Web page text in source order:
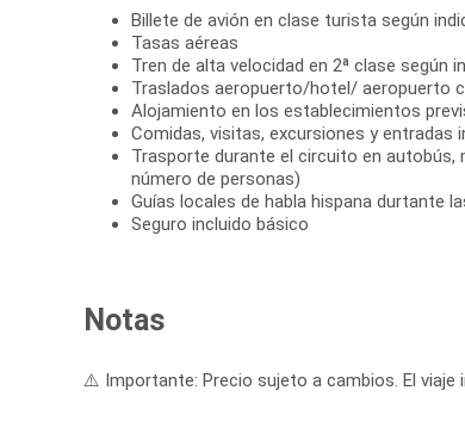
Billete de avión en clase turista según
Tasas aéreas
Tren de alta velocidad en 2ª clase según
Traslados aeropuerto/hotel/ aeropuerto
Alojamiento en los establecimientos
Comidas, visitas, excursiones y entradas
Trasporte durante el circuito en autobús,
número de personas)
Guías locales de habla hispana durtante
Seguro incluido básico
Notas
⚠️ Importante: Precio sujeto a cambios. El viaje